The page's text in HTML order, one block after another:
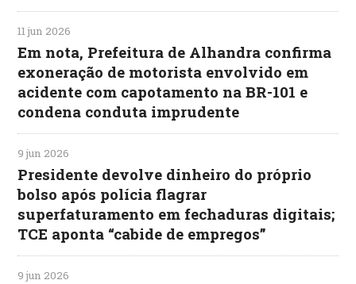
11 jun 2026
Em nota, Prefeitura de Alhandra confirma
exoneração de motorista envolvido em
acidente com capotamento na BR-101 e
condena conduta imprudente
9 jun 2026
Presidente devolve dinheiro do próprio
bolso após polícia flagrar
superfaturamento em fechaduras digitais;
TCE aponta “cabide de empregos”
9 jun 2026